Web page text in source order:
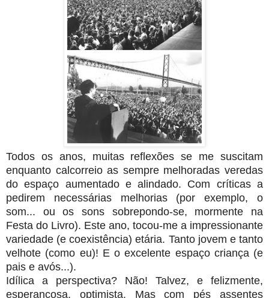
Todos os anos, muitas reflexões se me suscitam
enquanto calcorreio as sempre melhoradas veredas
do espaço aumentado e alindado. Com críticas a
pedirem necessárias melhorias (por exemplo, o
som... ou os sons sobrepondo-se, mormente na
Festa do Livro). Este ano, tocou-me a impressionante
variedade (e coexistência) etária. Tanto jovem e tanto
velhote (como eu)! E o excelente espaço criança (e
pais e avós...).
Idílica a perspectiva? Não! Talvez, e felizmente,
esperançosa, optimista. Mas com pés assentes